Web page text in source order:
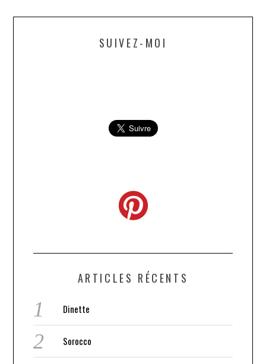
SUIVEZ-MOI
ARTICLES RÉCENTS
Dinette
Sorocco